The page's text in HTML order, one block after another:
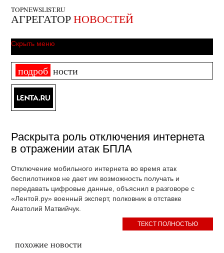
TOPNEWSLIST.RU
АГРЕГАТОРНОВОСТЕЙ
Скрыть меню
подроб ности
Раскрыта роль отключения интернета
в отражении атак БПЛА
Отключение мобильного интернета во время атак
беспилотников не дает им возможность получать и
передавать цифровые данные, объяснил в разговоре с
«Лентой.ру» военный эксперт, полковник в отставке
Анатолий Матвийчук.
ТЕКСТ ПОЛНОСТЬЮ
похожие новости